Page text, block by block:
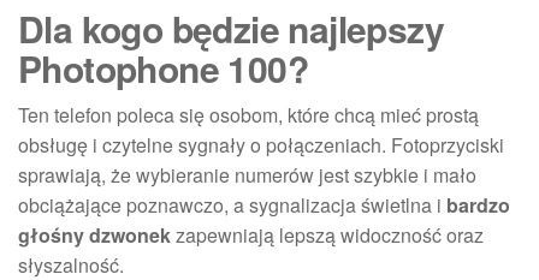
Dla kogo będzie najlepszy
Photophone 100?
Ten telefon poleca się osobom, które chcą mieć prostą
obsługę i czytelne sygnały o połączeniach. Fotoprzyciski
sprawiają, że wybieranie numerów jest szybkie i mało
obciążające poznawczo, a sygnalizacja świetlna i bardzo
głośny dzwonekzapewniają lepszą widoczność oraz
słyszalność.